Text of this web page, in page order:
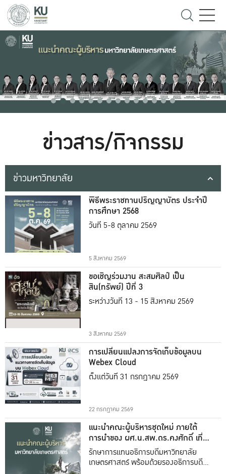
ข่าวสาร/กิจกรรม
ข่าวมหาวิทยาลัย
พิธีพระราชทานปริญญาบัตร ประจำปี
การศึกษา 2568
วันที่ 5-8 ตุลาคม 2569
5 สิงหาคม 2569
ขอเชิญร่วมงาน สะสมศิลป์ เป็น
สิน(ทรัพย์) ปีที่ 3
ระหว่างวันที่ 13 - 15 สิงหาคม 2569
3 สิงหาคม 2569
การเปลี่ยนแปลงการจัดเก็บข้อมูลบน
Webex Cloud
ตั้งแต่วันที่ 31 กรกฎาคม 2569
22 กรกฎาคม 2569
แนะนำคณะผู้บริหารชุดใหม่ ภายใต้
การนำของ ผศ.น.สพ.ดร.คงศักดิ์ เที่ยง
ธรรม
รักษาการแทนอธิการบดีมหาวิทยาลัย
เกษตรศาสตร์ พร้อมด้วยรองอธิการบดีทั้ง